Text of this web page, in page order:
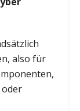
also für